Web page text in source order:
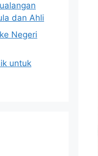
dan Ahli
Negeri
untuk